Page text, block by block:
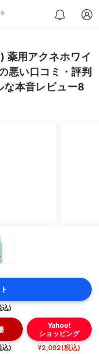
薬用アクネホワイ
悪い口コミ・評判
な本音レビュー8
込)
込)
Yahoo!
ショッピング
¥2,092(税込)